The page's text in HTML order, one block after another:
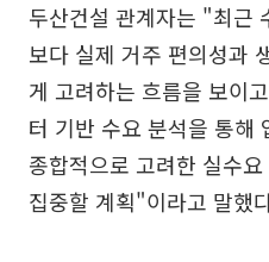
두산건설 관계자는 "최근
보다 실제 거주 편의성과
게 고려하는 흐름을 보이
터 기반 수요 분석을 통해
종합적으로 고려한 실수
집중할 계획"이라고 말했